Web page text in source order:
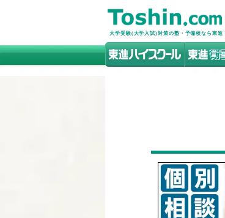
大学受験(大学入試)対策の塾・予備校なら東進